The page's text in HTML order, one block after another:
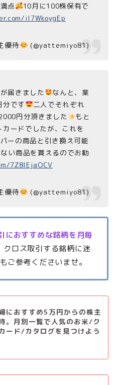
点
10月に100株保有で
iI7WkoygEp
優待
(@yattemiyo81)
届きました
なんと、業
分です
二人でそれぞれ
円分頂きました
もと
ードでしたが、これを
ーの商品と引き換え可能
い商品を貰えるのでお勧
7Z8IEjaOCV
優待
(@yattemiyo81)
におすすめな銘柄を月毎
クロス取引する銘柄に迷
ご参考くださいませ。
におすすめ5万円からの株主
。月別一覧で人気のお米/ク
ード/カタログを見つけよう